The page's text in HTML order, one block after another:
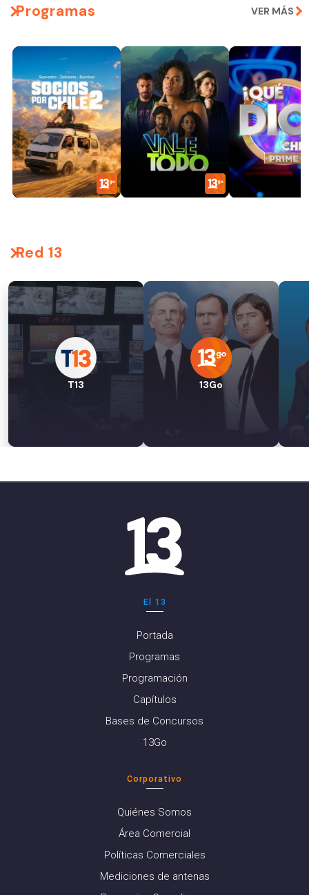
Programas VER MÁS
Red 13
T13 13Go
El 13
Portada
Programas
Programación
Capítulos
Bases de Concursos
13Go
Corporativo
Quiénes Somos
Área Comercial
Políticas Comerciales
Mediciones de antenas